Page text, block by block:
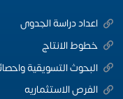
اعداد دراسة الجدوى
خطوط الانتاج
البحوث التسويقية
الفرص الاستثماريه